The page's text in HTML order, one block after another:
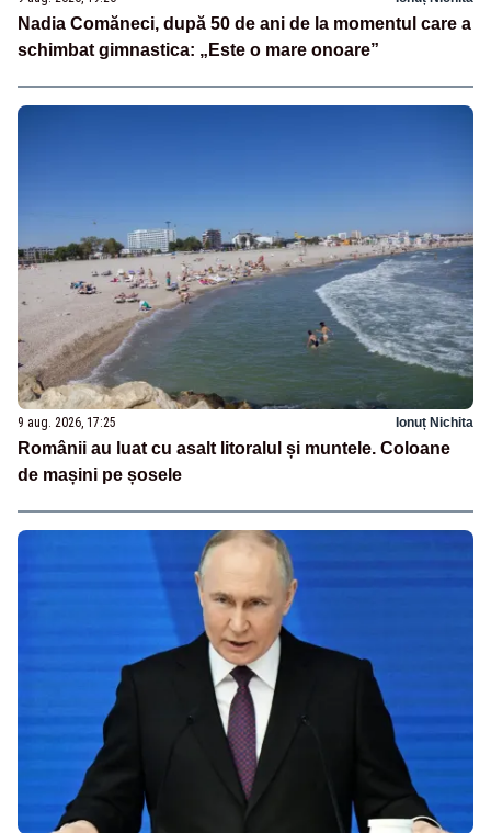
Nadia Comăneci, după 50 de ani de la momentul care a
schimbat gimnastica: „Este o mare onoare”
9 aug. 2026, 17:25 Ionuț Nichita
Românii au luat cu asalt litoralul și muntele. Coloane
de mașini pe șosele